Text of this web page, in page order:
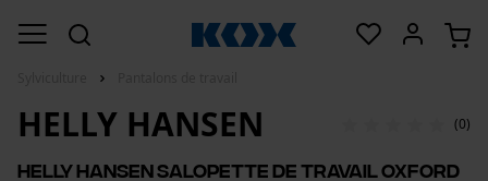
HELLY HANSEN (0)
Helly Hansen salopette de travail Oxford